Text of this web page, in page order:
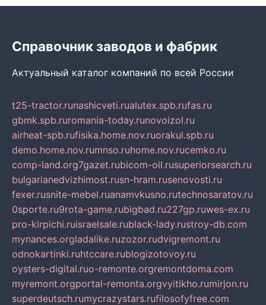
Справочник заводов и фабрик
Актуальный каталог компаний по всей России
t25-tractor.runashicveti.rualutex.spb.rufas.ru
gbmk.spb.ruromania-today.runovoizol.ru
airheat-spb.rufisika.home.nov.ruorakul.spb.ru
demo.home.nov.rumnso.ruhome.nov.rucemko.ru
comp-land.org7gazet.rubicom-oil.rusuperiorsearch.ru
bulgarianedvizhimost.rusn-hram.rusenovosti.ru
fexer.rusnite-mebel.ruanamvkusno.rutechnosaratov.ru
0sporte.ru9rota-game.rubigbad.ru227gp.ruwes-ex.ru
pro-kirpichi.ruisraelsale.rublack-lady.rustroy-db.com
mynances.orgladalike.ruzozor.rudvigremont.ru
odnokartinki.ruhtccare.rublogizotovoy.ru
oysters-digital.ruo-remonte.orgremontdoma.com
myremont.orgportal-remonta.orgvyitikho.rumirjon.ru
superdeutsch.rumycrazystars.rufilosofyfree.com